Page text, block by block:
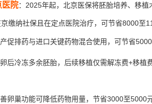
医院：2025年起，北京医保将胚胎培养、移植
缴纳社保且在定点医院治疗，可节省8000至
促排药与进口关键药物混合使用，可节省
后冷冻多余胚胎，后续移植仅需解冻费+移植
卵巢功能可降低药物用量，节省3000至5000